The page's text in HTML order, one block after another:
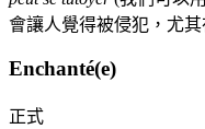
會讓人覺得被侵犯，尤其
Enchanté(e)
正式